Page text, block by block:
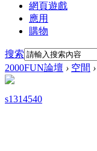
網頁遊戲
應用
購物
搜索
2000FUN論壇 › 空間 ›
s1314540